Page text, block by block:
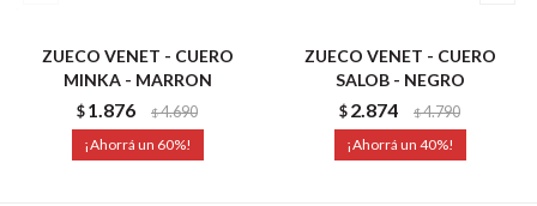
ZUECO VENET - CUERO
MINKA - MARRON
$1.876 $4.690
60
ZUECO VENET - CUERO
SALOB - NEGRO
$2.874 $4.790
40